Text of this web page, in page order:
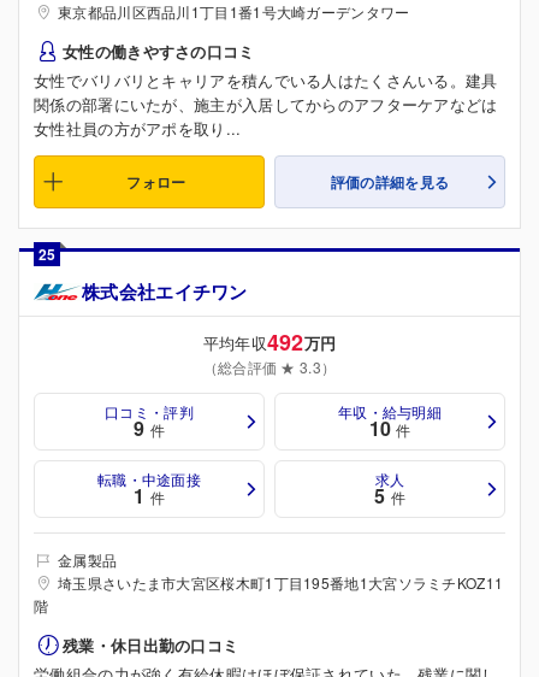
東京都品川区西品川1丁目1番1号大崎ガーデンタワー
女性の働きやすさの口コミ
女性でバリバリとキャリアを積んでいる人はたくさんいる。建具
関係の部署にいたが、施主が入居してからのアフターケアなどは
女性社員の方がアポを取り...
フォロー 評価の詳細を見る
25
株式会社エイチワン
平均年収492万円
（総合評価 ★ 3.3）
口コミ・評判
9 件
年収・給与明細
10 件
転職・中途面接
1 件
求人
5 件
金属製品
埼玉県さいたま市大宮区桜木町1丁目195番地1大宮ソラミチKOZ11
階
残業・休日出勤の口コミ